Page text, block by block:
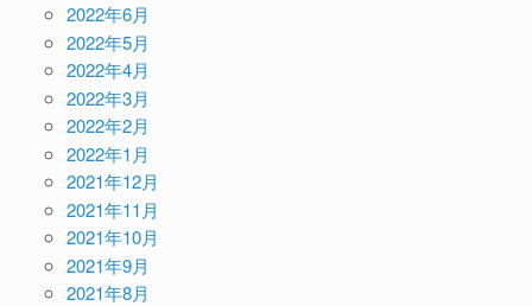
2022年6月
2022年5月
2022年4月
2022年3月
2022年2月
2022年1月
2021年12月
2021年11月
2021年10月
2021年9月
2021年8月